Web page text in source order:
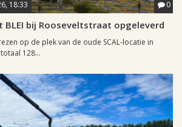
18:33 0
BLEI bij Rooseveltstraat opgeleverd
op de plek van de oude SCAL-locatie in
128...